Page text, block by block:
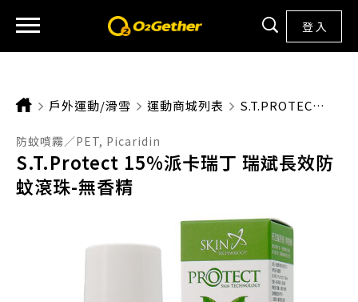
登 入
戶外運動/滑雪 運動商城列表 CURRENT: S.T.PROTECT 15%派卡瑞丁 瑞斌長效防蚊滾珠-無香精
防蚊噴霧／PET, Picaridin
S.T.Protect 15%派卡瑞丁 瑞斌長效防
蚊滾珠-無香精